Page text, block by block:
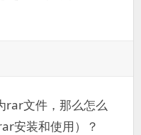
rar文件，那么怎么
安装和使用）？